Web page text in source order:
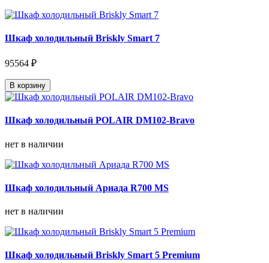
Шкаф холодильный Briskly Smart 7
95564 ₽
В корзину
Шкаф холодильный POLAIR DM102-Bravo
нет в наличии
Шкаф холодильный Ариада R700 MS
нет в наличии
Шкаф холодильный Briskly Smart 5 Premium